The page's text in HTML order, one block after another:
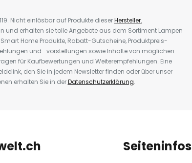
Nicht einlösbar auf Produkte dieserHersteller.
und erhalten sie tolle Angebote aus dem Sortiment Lampen
Home Produkte, Rabatt-Gutscheine, Produktpreis-
und -vorstellungen sowie Inhalte von möglichen
für Kaufbewertungen und Weiterempfehlungen. Eine
den Sie in jedem Newsletter finden oder über unser
erhalten Sie in derDatenschutzerklärung.
Seiteninfos